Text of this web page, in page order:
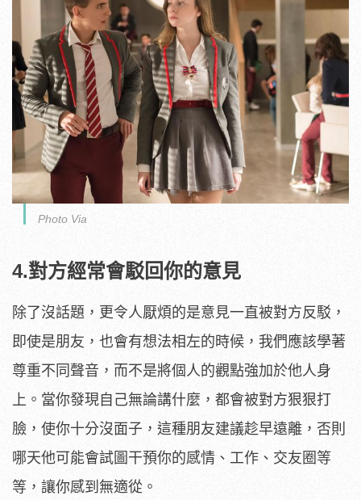
Photo Via
4.對方經常會駁回你的意見
除了沒話題，更令人厭煩的是意見一直被對方反駁，
即使是朋友，也會有想法相左的時候，我們應該學著
尊重不同聲音，而不是將個人的觀點強加於他人身
上。當你發現自己無論講什麼，都會被對方狠狠打
臉，使你十分沒面子，這種朋友建議趁早遠離，否則
哪天他可能會試圖干預你的感情、工作、交友圈等
等，讓你感到無適從。